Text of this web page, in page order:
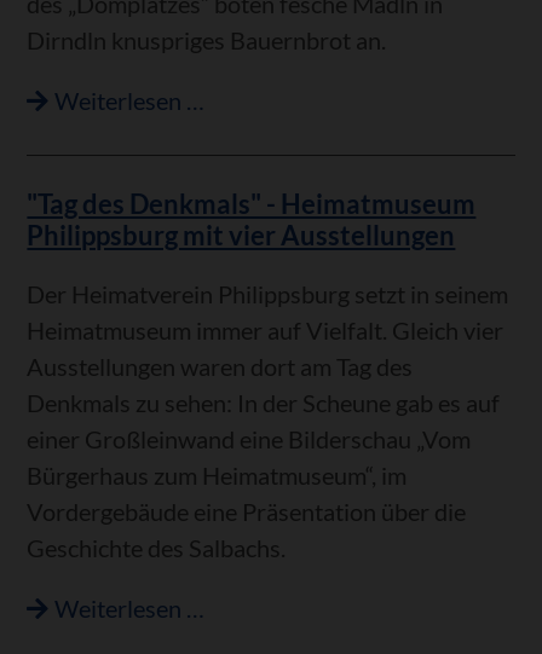
Dirndln knuspriges Bauernbrot an.
Weiterlesen …
in
Rheinsheim
"Tag des Denkmals" - Heimatmuseum
Philippsburg mit vier Ausstellungen
Der Heimatverein Philippsburg setzt in seinem
Heimatmuseum immer auf Vielfalt. Gleich vier
Ausstellungen waren dort am Tag des
Denkmals zu sehen: In der Scheune gab es auf
einer Großleinwand eine Bilderschau „Vom
Bürgerhaus zum Heimatmuseum“, im
Vordergebäude eine Präsentation über die
Geschichte des Salbachs.
Weiterlesen …